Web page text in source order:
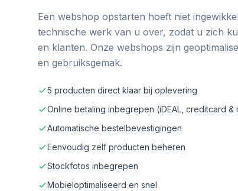
Een webshop opstarten hoeft niet
technische werk van u over, zodat u zich
en klanten. Onze webshops zijn
en gebruiksgemak.
5 producten direct klaar bij oplevering
Online betaling inbegrepen (iDEAL, creditcard &
Automatische bestelbevestigingen
Eenvoudig zelf producten beheren
Stockfotos inbegrepen
Mobieloptimaliseerd en snel